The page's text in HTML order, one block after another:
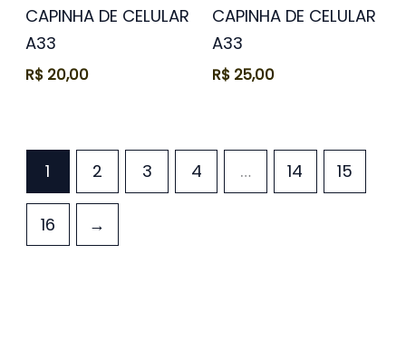
CAPINHA DE CELULAR
A33
R$ 20,00
CAPINHA DE CELULAR
A33
R$ 25,00
1 2 3 4 … 14 15
16 →